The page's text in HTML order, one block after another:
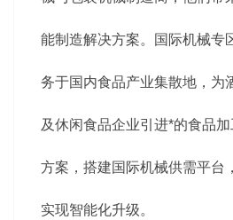
能制造解决方案。国际机械专
务于国内食品产业集散地，为
及休闲食品企业引进*的食品
方案，搭建国际机械供需平台
实现智能化升级。